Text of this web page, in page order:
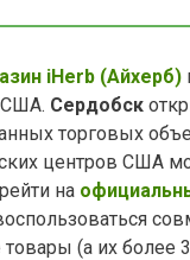
iHerb (Айхерб)
США. Сердобск
торговых
центров США
на
(а их более